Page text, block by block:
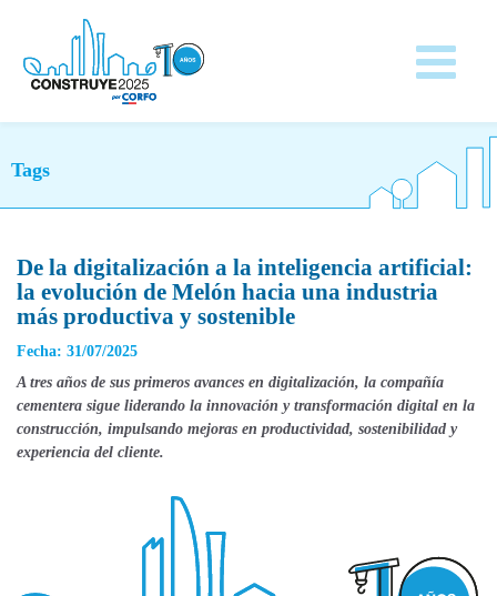
Tags
De la digitalización a la inteligencia artificial:
la evolución de Melón hacia una industria
más productiva y sostenible
Fecha: 31/07/2025
A tres años de sus primeros avances en digitalización, la compañía
cementera sigue liderando la innovación y transformación digital en la
construcción, impulsando mejoras en productividad, sostenibilidad y
experiencia del cliente.